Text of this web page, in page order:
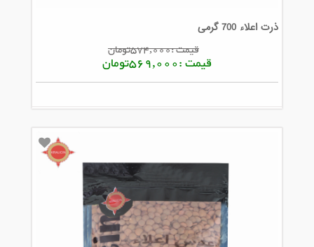
ذرت اعلاء 700 گرمی
قیمت :574,000تومان
قیمت :569,000تومان